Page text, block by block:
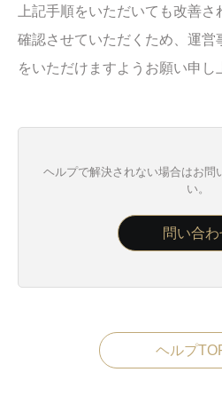
上記手順をいただいても改善
確認させていただくため、運営
をいただけますようお願い申し
ヘルプで解決されない場合はお問
い。
問い合
ヘルプ